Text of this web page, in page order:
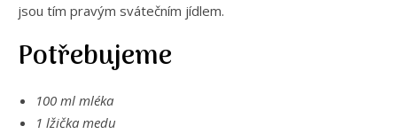
jsou tím pravým svátečním jídlem.
Potřebujeme
100 ml mléka
1 lžička medu